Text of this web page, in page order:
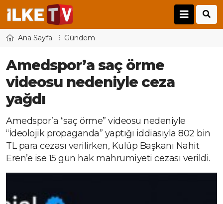
Ana Sayfa Gündem
Amedspor’a saç örme
videosu nedeniyle ceza
yağdı
Amedspor’a “saç örme” videosu nedeniyle
“İdeolojik propaganda” yaptığı iddiasıyla 802 bin
TL para cezası verilirken, Kulüp Başkanı Nahit
Eren’e ise 15 gün hak mahrumiyeti cezası verildi.